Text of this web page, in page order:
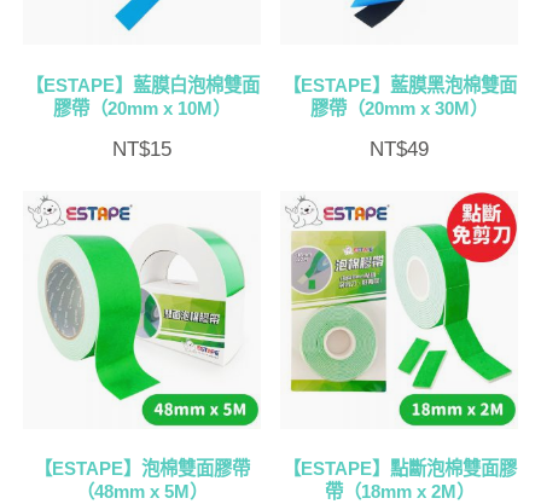
【ESTAPE】藍膜白泡棉雙面
膠帶（20mm x 10M）
NT$15
【ESTAPE】藍膜黑泡棉雙面
膠帶（20mm x 30M）
NT$49
【ESTAPE】泡棉雙面膠帶
（48mm x 5M）
【ESTAPE】點斷泡棉雙面膠
帶（18mm x 2M）